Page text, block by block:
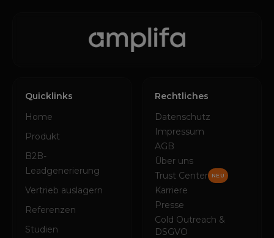
Quicklinks
Home
Produkt
B2B-
Leadgenerierung
Vertrieb auslagern
Referenzen
Studien
Rechtliches
Datenschutz
Impressum
AGB
Über uns
Trust Center
NEU
Karriere
Presse
Cold Outreach &
DSGVO